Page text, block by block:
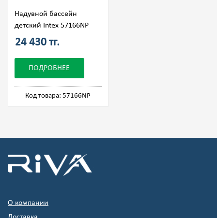
Надувной бассейн
детский Intex 57166NP
24 430 тг.
ПОДРОБНЕЕ
Код товара: 57166NP
О компании